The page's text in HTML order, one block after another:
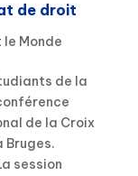
de droit
le Monde
de la
de la Croix
Bruges.
session